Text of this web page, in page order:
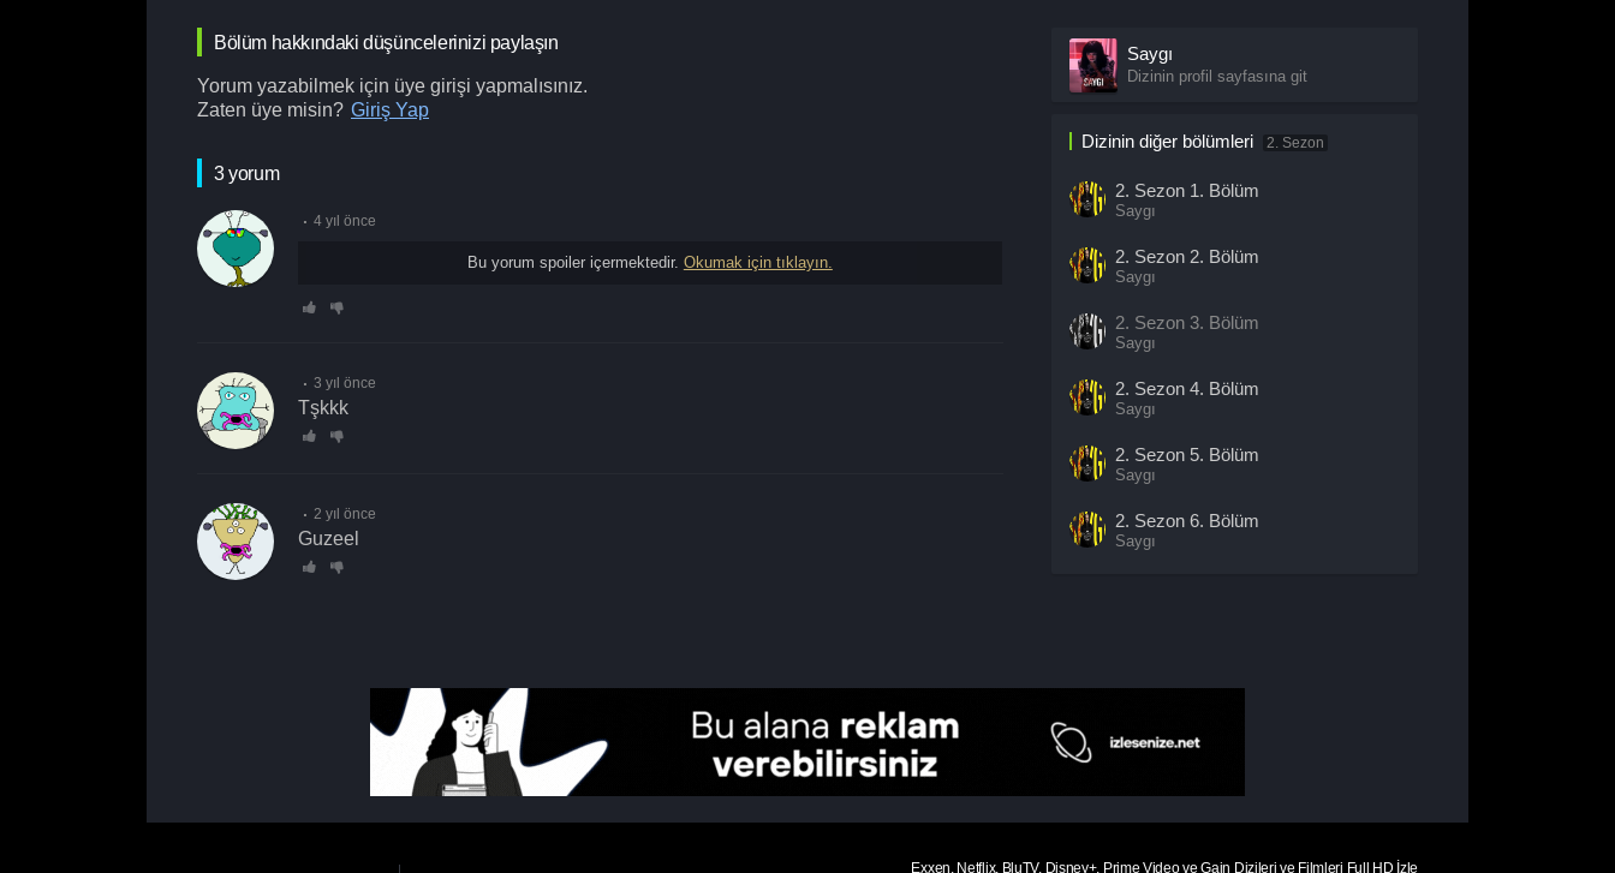
Bölüm hakkındaki düşüncelerinizi paylaşın
Yorum yazabilmek için üye girişi yapmalısınız.
Zaten üye misin? Giriş Yap
3 yorum
4 yıl önce
Bu yorum spoiler içermektedir. Okumak için tıklayın.
3 yıl önce
tşkkk
2 yıl önce
Guzeel
Saygı
Dizinin profil sayfasına git
Dizinin diğer bölümleri 2. Sezon
2. Sezon 1. Bölüm
Saygı
2. Sezon 2. Bölüm
Saygı
2. Sezon 3. Bölüm
Saygı
2. Sezon 4. Bölüm
Saygı
2. Sezon 5. Bölüm
Saygı
2. Sezon 6. Bölüm
Saygı
Saygı
Exxen, Netflix, BluTV, Disney+, Prime Video ve Gain Dizileri ve Filmleri Full HD İzle